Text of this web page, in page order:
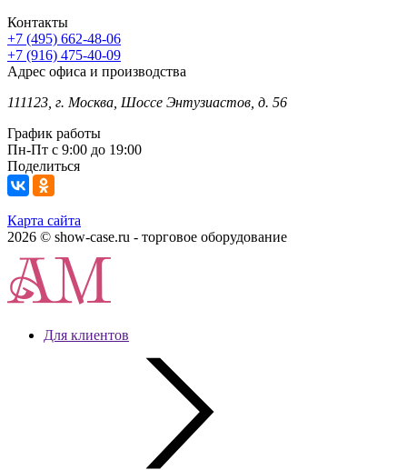
Контакты
+7 (495) 662-48-06
+7 (916) 475-40-09
Адрес офиса и производства
111123, г. Москва, Шоссе Энтузиастов, д. 56
График работы
Пн-Пт с 9:00 до 19:00
Поделиться
Карта сайта
2026 © show-case.ru - торговое оборудование
Для клиентов